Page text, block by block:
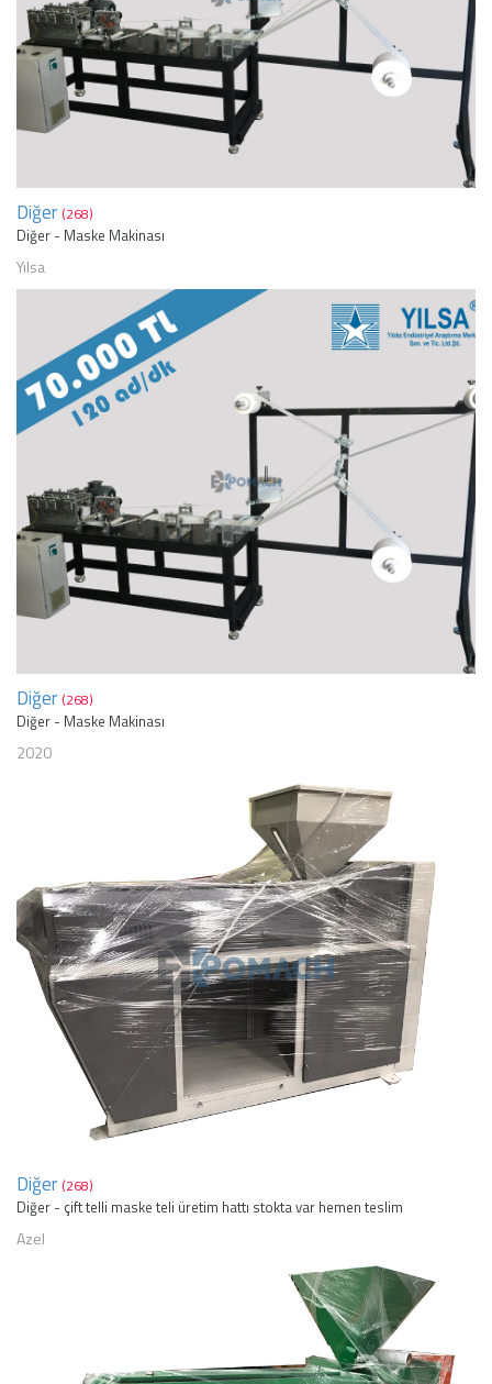
Diğer (268)
Diğer - Maske Makinası
Yılsa
Diğer (268)
Diğer - Maske Makinası
2020
Diğer (268)
Diğer - çift telli maske teli üretim hattı stokta var hemen teslim
Azel